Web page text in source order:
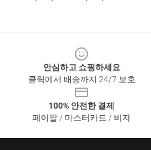
안심하고 쇼핑하세요
클릭에서 배송까지 24/7 보호
100% 안전한 결제
페이팔 / 마스터카드 / 비자